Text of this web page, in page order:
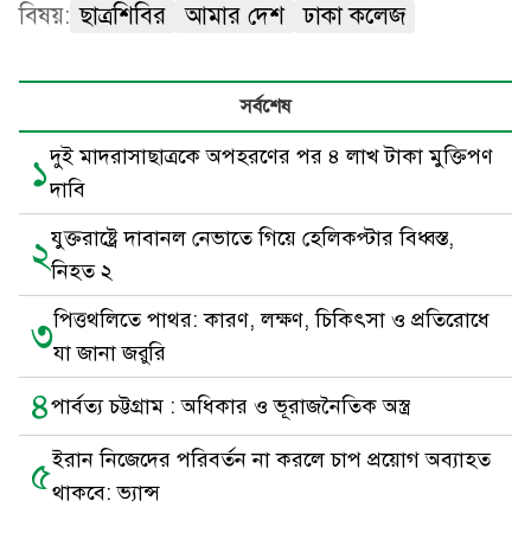
বিষয়: ছাত্রশিবির আমার দেশ ঢাকা কলেজ
সর্বশেষ
১দুই মাদরাসাছাত্রকে অপহরণের পর ৪ লাখ টাকা মুক্তিপণ
দাবি
২যুক্তরাষ্ট্রে দাবানল নেভাতে গিয়ে হেলিকপ্টার বিধ্বস্ত,
নিহত ২
৩পিত্তথলিতে পাথর: কারণ, লক্ষণ, চিকিৎসা ও প্রতিরোধে
যা জানা জরুরি
৪পার্বত্য চট্টগ্রাম : অধিকার ও ভূরাজনৈতিক অস্ত্র
৫ইরান নিজেদের পরিবর্তন না করলে চাপ প্রয়োগ অব্যাহত
থাকবে: ভ্যান্স